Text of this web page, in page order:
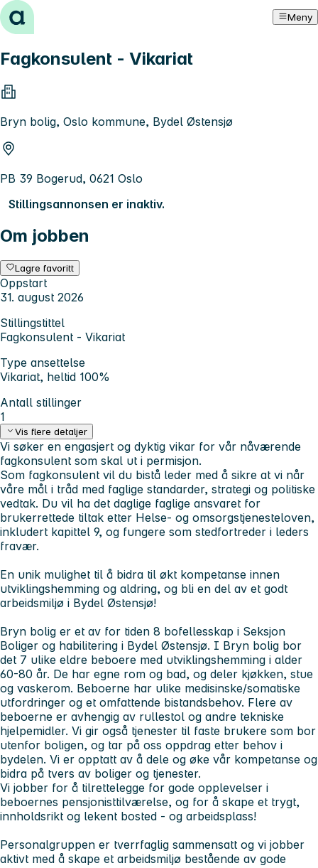
Hopp til innhold Meny
Fagkonsulent - Vikariat
Bryn bolig, Oslo kommune, Bydel Østensjø
PB 39 Bogerud, 0621 Oslo
Stillingsannonsen er inaktiv.
Om jobben
Lagre favoritt
Oppstart
31. august 2026
Stillingstittel
Fagkonsulent - Vikariat
Type ansettelse
Vikariat, heltid 100%
Antall stillinger
1
Vis flere detaljer
Vi søker en engasjert og dyktig vikar for vår nåværende
fagkonsulent som skal ut i permisjon.
Som fagkonsulent vil du bistå leder med å sikre at vi når
våre mål i tråd med faglige standarder, strategi og politiske
vedtak. Du vil ha det daglige faglige ansvaret for
brukerrettede tiltak etter Helse- og omsorgstjenesteloven,
inkludert kapittel 9, og fungere som stedfortreder i leders
fravær.
En unik mulighet til å bidra til økt kompetanse innen
utviklingshemming og aldring, og bli en del av et godt
arbeidsmiljø i Bydel Østensjø!
Bryn bolig er et av for tiden 8 bofellesskap i Seksjon
Boliger og habilitering i Bydel Østensjø. I Bryn bolig bor
det 7 ulike eldre beboere med utviklingshemming i alder
60-80 år. De har egne rom og bad, og deler kjøkken, stue
og vaskerom. Beboerne har ulike medisinske/somatiske
utfordringer og et omfattende bistandsbehov. Flere av
beboerne er avhengig av rullestol og andre tekniske
hjelpemidler. Vi gir også tjenester til faste brukere som bor
utenfor boligen, og tar på oss oppdrag etter behov i
bydelen. Vi er opptatt av å dele og øke vår kompetanse og
bidra på tvers av boliger og tjenester.
Vi jobber for å tilrettelegge for gode opplevelser i
beboernes pensjonisttilværelse, og for å skape et trygt,
innholdsrikt og lekent bosted - og arbeidsplass!
Personalgruppen er tverrfaglig sammensatt og vi jobber
aktivt med å skape et arbeidsmiljø bestående av gode